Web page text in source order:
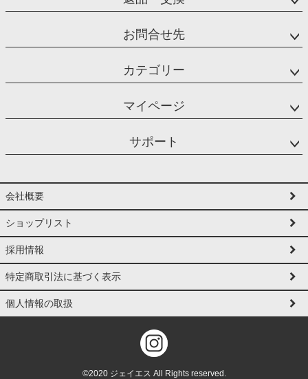
お問合せ先
カテゴリー
マイページ
サポート
会社概要
ショップリスト
採用情報
特定商取引法に基づく表示
個人情報の取扱
©2020 ジェイエス All Rights reserved.